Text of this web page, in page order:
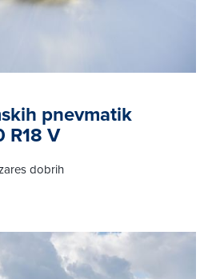
pnevmatik
V
dobrih